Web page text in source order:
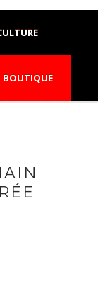
BOUTIQUE